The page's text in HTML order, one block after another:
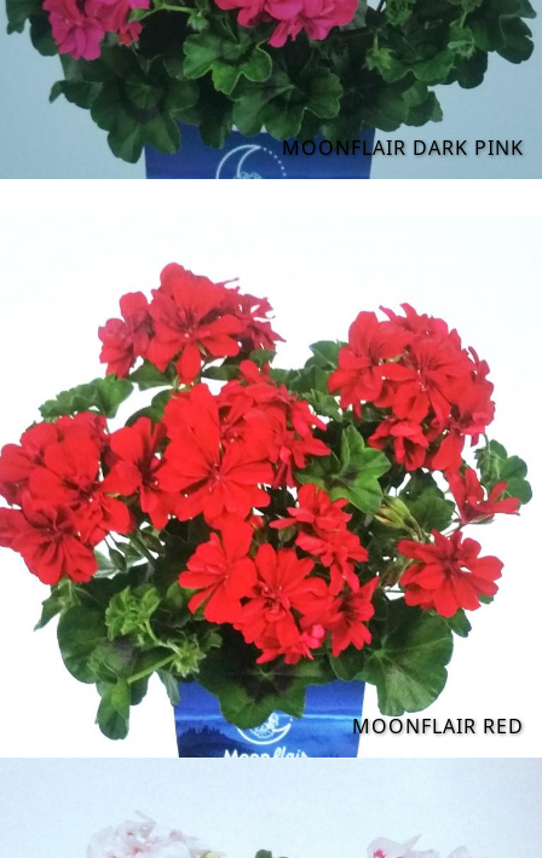
MOONFLAIR DARK PINK
MOONFLAIR RED